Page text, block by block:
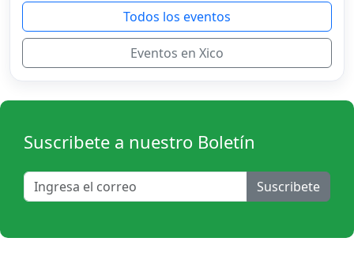
Todos los eventos
Eventos en Xico
Suscribete a nuestro Boletín
Suscribete